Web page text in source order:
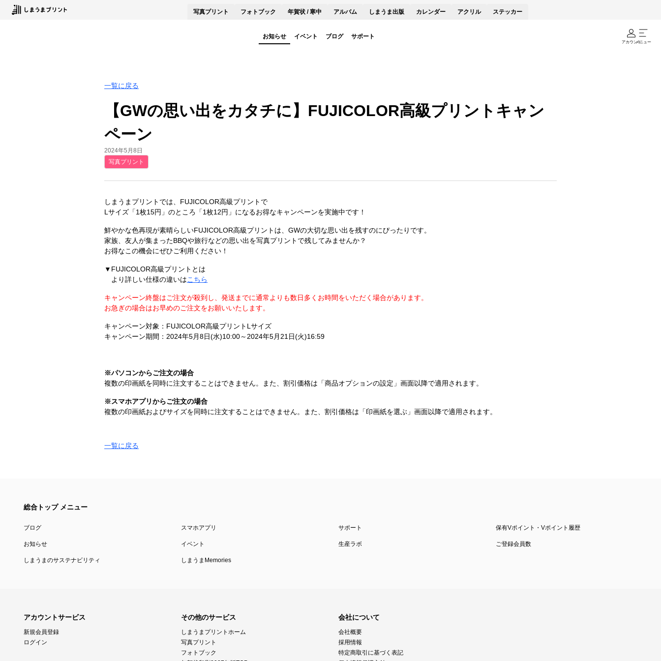
写真プリント フォトブック 年賀状 / 寒中 アルバム しまうま出版 カレンダー アクリル ステッカー
お知らせ イベント ブログ サポート
アカウントメニュー
一覧に戻る
【GWの思い出をカタチに】FUJICOLOR高級プリントキャン
ペーン
2024年5月8日
写真プリント
しまうまプリントでは、FUJICOLOR高級プリントで
Lサイズ「1枚15円」のところ「1枚12円」になるお得なキャンペーンを実施中です！
鮮やかな色再現が素晴らしいFUJICOLOR高級プリントは、GWの大切な思い出を残すのにぴったりです。
家族、友人が集まったBBQや旅行などの思い出を写真プリントで残してみませんか？
お得なこの機会にぜひご利用ください！
▼FUJICOLOR高級プリントとは
より詳しい仕様の違いはこちら
キャンペーン終盤はご注文が殺到し、発送までに通常よりも数日多くお時間をいただく場合があります。
お急ぎの場合はお早めのご注文をお願いいたします。
キャンペーン対象：FUJICOLOR高級プリントLサイズ
キャンペーン期間：2024年5月8日(水)10:00～2024年5月21日(火)16:59
※パソコンからご注文の場合
複数の印画紙を同時に注文することはできません。また、割引価格は「商品オプションの設定」画面以降で適用されます。
※スマホアプリからご注文の場合
複数の印画紙およびサイズを同時に注文することはできません。また、割引価格は「印画紙を選ぶ」画面以降で適用されます。
一覧に戻る
総合トップ メニュー
ブログ スマホアプリ サポート 保有Vポイント・Vポイント履歴
お知らせ イベント 生産ラボ ご登録会員数
しまうまのサステナビリティ しまうまMemories
アカウントサービス
新規会員登録
ログイン
その他のサービス
しまうまプリントホーム
写真プリント
フォトブック
会社について
会社概要
採用情報
特定商取引に基づく表記